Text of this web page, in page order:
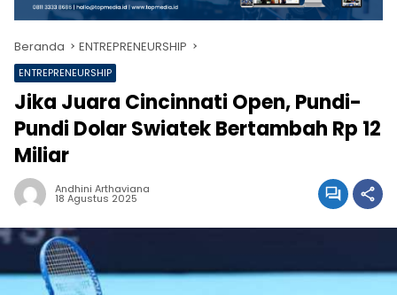
Beranda ENTREPRENEURSHIP
ENTREPRENEURSHIP
Jika Juara Cincinnati Open, Pundi-
Pundi Dolar Swiatek Bertambah Rp 12
Miliar
Andhini Arthaviana
18 Agustus 2025